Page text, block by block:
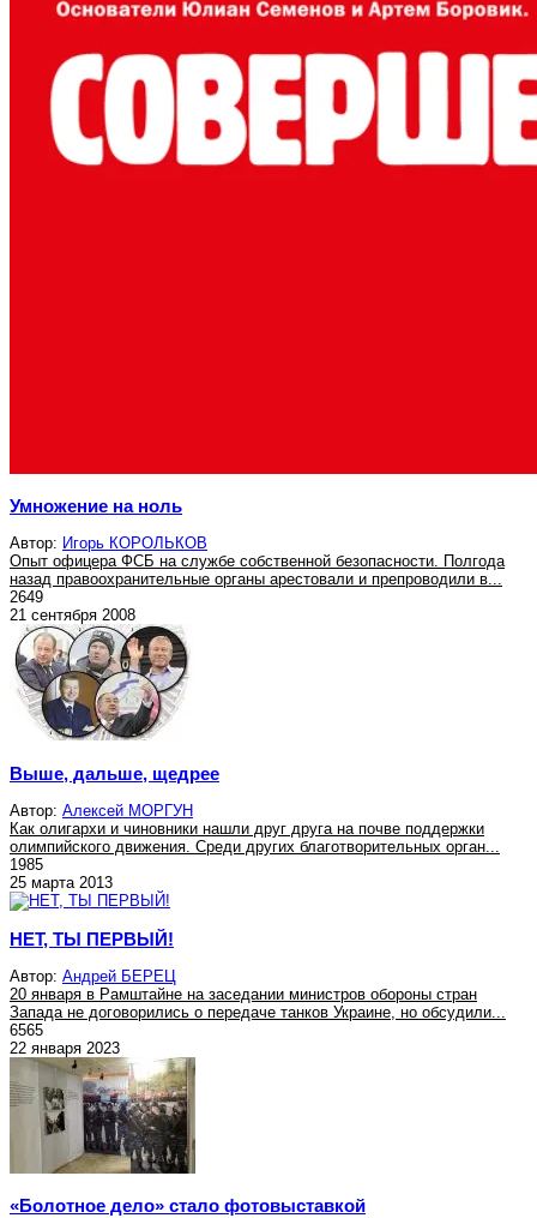
Умножение на ноль
Автор: Игорь КОРОЛЬКОВ
Опыт офицера ФСБ на службе собственной безопасности. Полгода
назад правоохранительные органы арестовали и препроводили в...
2649
21 сентября 2008
Выше, дальше, щедрее
Автор: Алексей МОРГУН
Как олигархи и чиновники нашли друг друга на почве поддержки
олимпийского движения. Среди других благотворительных орган...
1985
25 марта 2013
НЕТ, ТЫ ПЕРВЫЙ!
Автор: Андрей БЕРЕЦ
20 января в Рамштайне на заседании министров обороны стран
Запада не договорились о передаче танков Украине, но обсудили...
6565
22 января 2023
«Болотное дело» стало фотовыставкой